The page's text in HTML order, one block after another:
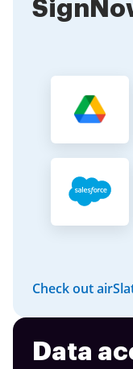
Check out
Data